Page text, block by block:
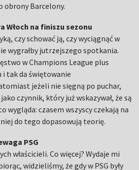
obrony Barcelony.
Włoch na finiszu sezonu
czy schować ją, czy wyciągnąć w
wygrałby jutrzejszego spotkania.
w Champions League plus
tak da świętowanie
jeżeli nie sięgną po puchar,
czynnik, który już wskazywał, że są
wygląda: czasem wszyscy czekają na
do tego dopasowują teorię.
PSG
właścicieli. Co więcej? Wydaje mi
widzieliśmy, że gdy w PSG były